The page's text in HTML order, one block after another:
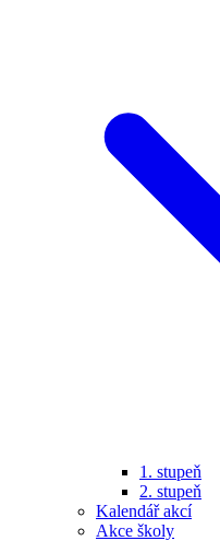
1. stupeň
2. stupeň
Kalendář akcí
Akce školy